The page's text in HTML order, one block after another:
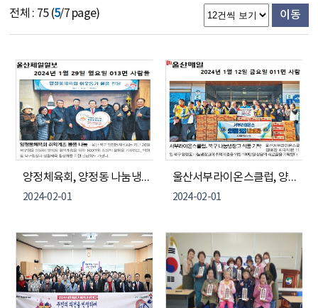
전체 : 75 (5/7 page) 이동
양정체육회, 양정동 나눔냉장고에 물품 기탁
2024-02-01
울산서부라이온스클럽, 양정동 나눔냉장고에 식료품 기탁
2024-02-01